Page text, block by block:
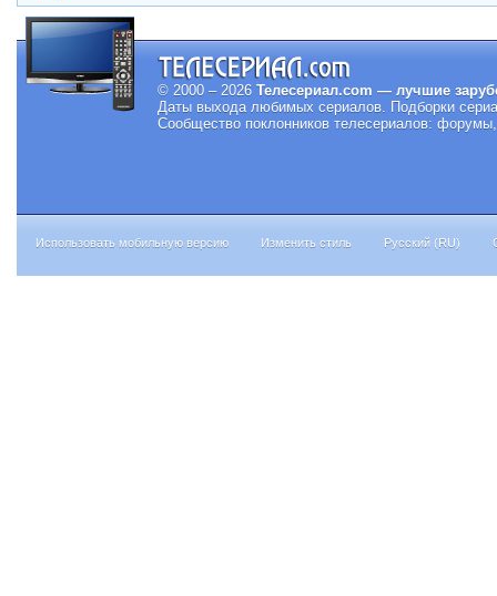
© 2000 – 2026 Телесериал.com — лучшие
Даты выхода любимых сериалов. Подборки
Сообщество поклонников телесериалов:
Использовать мобильную версию Изменить стиль Русский (RU)